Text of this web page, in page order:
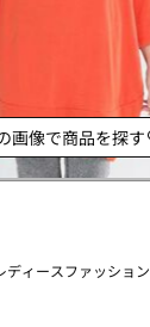
画像で商品を探す
ディースファッション